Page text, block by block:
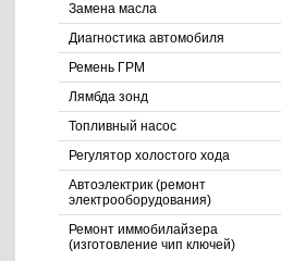
Замена масла
Диагностика автомобиля
Ремень ГРМ
Лямбда зонд
Топливный насос
Регулятор холостого хода
Автоэлектрик (ремонт
электрооборудования)
Ремонт иммобилайзера
(изготовление чип ключей)